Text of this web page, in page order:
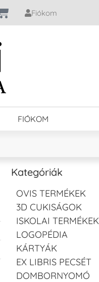
Fiókom
FIÓKOM
Kategóriák
OVIS TERMÉKEK
3D CUKISÁGOK
ISKOLAI TERMÉKEK
LOGOPÉDIA
KÁRTYÁK
EX LIBRIS PECSÉT
DOMBORNYOMÓ